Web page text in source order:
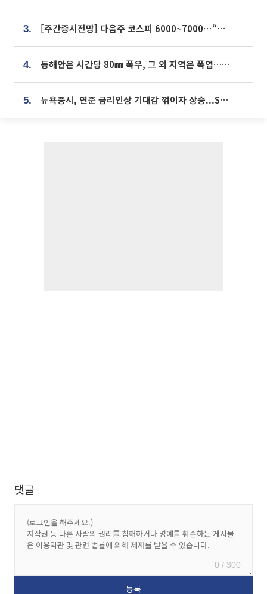
3. [주간증시전망] 다음주 코스피 6000~7000⋯“外人 수급은 정책이 변수”
4. 동해안은 시간당 80㎜ 폭우, 그 외 지역은 폭염…‘극과 극 날씨’
5. 뉴욕증시, 연준 금리인상 기대감 꺾이자 상승...S&P500 사상 최고치 [종합]
댓글
0 / 300